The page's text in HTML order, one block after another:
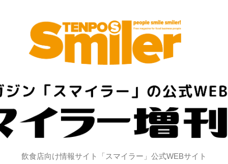
飲食店向け情報サイト「スマイラー」公式WEBサイト